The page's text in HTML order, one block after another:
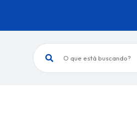
O que está buscando?